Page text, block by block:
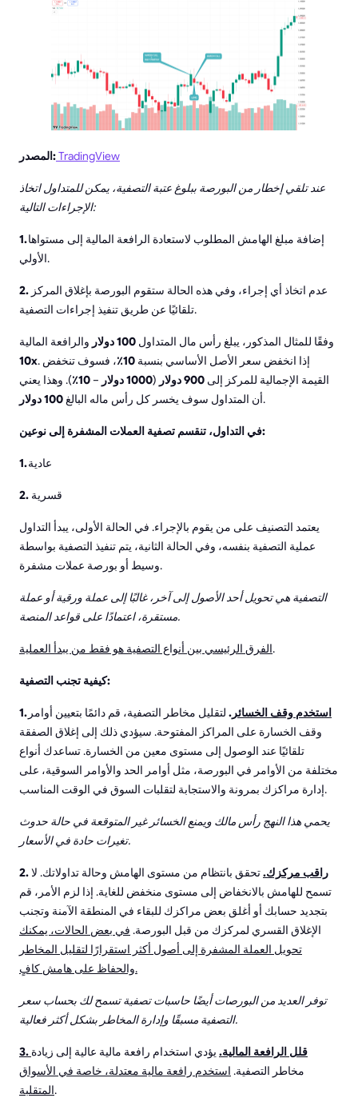
المصدر:TradingView
عند تلقي إخطار من البورصة ببلوغ عتبة التصفية، يمكن للمتداول اتخاذ
الإجراءات التالية:
1.إضافة مبلغ الهامش المطلوب لاستعادة الرافعة المالية إلى مستواها
الأولي.
2.
تلقائيًا عن طريق تنفيذ إجراءات التصفية.
وفقًا للمثال المذكور، يبلغ رأس مال المتداول 100 دولار
والرافعة المالية
10x
. إذا انخفض سعر الأصل الأساسي بنسبة 10٪ ، فسوف تنخفض
القيمة الإجمالية للمركز إلى 900 دولار (1000 دولار −10٪ ). وهذا يعني
أن المتداول سوف يخسر كل رأس ماله البالغ100 دولار .
في التداول، تنقسم تصفية العملات المشفرة إلى نوعين:
1. عادية
2. قسرية
يعتمد التصنيف على من يقوم بالإجراء. في الحالة الأولى، يبدأ التداول
عملية التصفية بنفسه، وفي الحالة الثانية، يتم تنفيذ التصفية بواسطة
وسيط أو بورصة عملات مشفرة.
التصفية هي تحويل أحد الأصول إلى آخر، غالبًا إلى عملة ورقية أو عملة
مستقرة، اعتمادًا على قواعد المنصة.
الفرق الرئيسي بين أنواع التصفية هو فقط من يبدأ العملية.
كيفية تجنب التصفية:
1. استخدم وقف الخسائر . لتقليل مخاطر التصفية، قم دائمًا بتعيين أوامر
وقف الخسارة على المراكز المفتوحة. سيؤدي ذلك إلى إغلاق الصفقة
تلقائيًا عند الوصول إلى مستوى معين من الخسارة. تساعدك أنواع
مختلفة من الأوامر في البورصة، مثل أوامر الحد والأوامر السوقية، على
إدارة مراكزك بمرونة والاستجابة لتقلبات السوق في الوقت المناسب.
يحمي هذا النهج رأس مالك ويمنع الخسائر غير المتوقعة في حالة حدوث
تغيرات حادة في الأسعار.
2. راقب مركزك.تحقق بانتظام من مستوى الهامش وحالة تداولاتك. لا
تسمح للهامش بالانخفاض إلى مستوى منخفض للغاية. إذا لزم الأمر، قم
بتجديد حسابك أو أغلق بعض مراكزك للبقاء في المنطقة الآمنة وتجنب
الإغلاق القسري لمركزك من قبل البورصة. في بعض الحالات، يمكنك
تحويل العملة المشفرة إلى أصول أكثر استقرارًا لتقليل المخاطر
والحفاظ على هامش كافٍ.
توفر العديد من البورصات أيضًا حاسبات تصفية تسمح لك بحساب سعر
التصفية مسبقًا وإدارة المخاطر بشكل أكثر فعالية.
3. قلل الرافعة المالية. يؤدي استخدام رافعة مالية عالية إلى زيادة
مخاطر التصفية. استخدم رافعة مالية معتدلة، خاصة في الأسواق
المتقلبة.